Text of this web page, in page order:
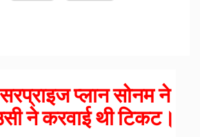
प्लान सोनम ने
ने करवाई थी टिकट।